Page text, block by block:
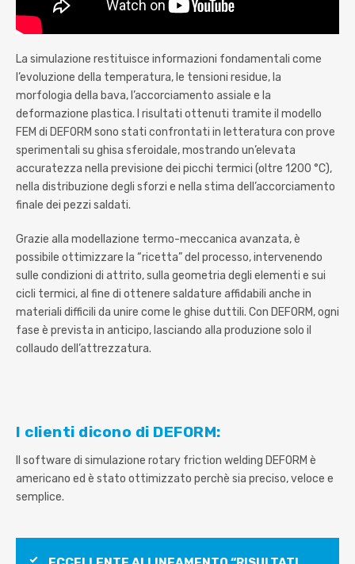
La simulazione restituisce informazioni fondamentali come
l’evoluzione della temperatura, le tensioni residue, la
morfologia della bava, l’accorciamento assiale e la
deformazione plastica. I risultati ottenuti tramite il modello
FEM di DEFORM sono stati confrontati in letteratura con prove
sperimentali su ghisa sferoidale, mostrando un’elevata
accuratezza nella previsione dei picchi termici (oltre 1200 °C),
nella distribuzione degli sforzi e nella stima dell’accorciamento
finale dei pezzi saldati.
Grazie alla modellazione termo-meccanica avanzata, è
possibile ottimizzare la “ricetta” del processo, intervenendo
sulle condizioni di attrito, sulla geometria degli elementi e sui
cicli termici, al fine di ottenere saldature affidabili anche in
materiali difficili da unire come le ghise duttili. Con DEFORM, ogni
fase è prevista in anticipo, lasciando alla produzione solo il
collaudo dell’attrezzatura.
I clienti dicono di DEFORM:
Il software di simulazione rotary friction welding DEFORM è
americano ed è stato ottimizzato perchè sia preciso, veloce e
semplice.